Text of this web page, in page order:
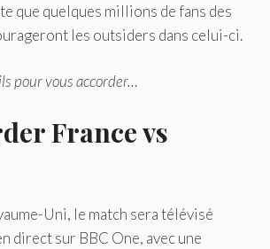
que quelques millions de fans des
les outsiders dans celui-ci.
pour vous accorder…
France vs
Uni, le match sera télévisé
direct sur BBC One, avec une